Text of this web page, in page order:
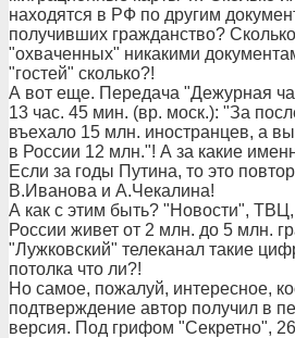
находятся в РФ по другим
получивших гражданство?
"охваченных" никакими
"гостей" сколько?!
А вот еще. Передача "Дежурная
13 час. 45 мин. (вр. моск.): "За
въехало 15 млн. иностранцев, а
в России 12 млн."! А за какие
Если за годы Путина, то это
В.Иванова и А.Чекалина!
А как с этим быть? "Новости",
России живет от 2 млн. до 5 млн.
"Лужковский" телеканал такие
потолка что ли?!
Но самое, пожалуй, интересное,
подтверждение автор получил в
версия. Под грифом "Секретно",